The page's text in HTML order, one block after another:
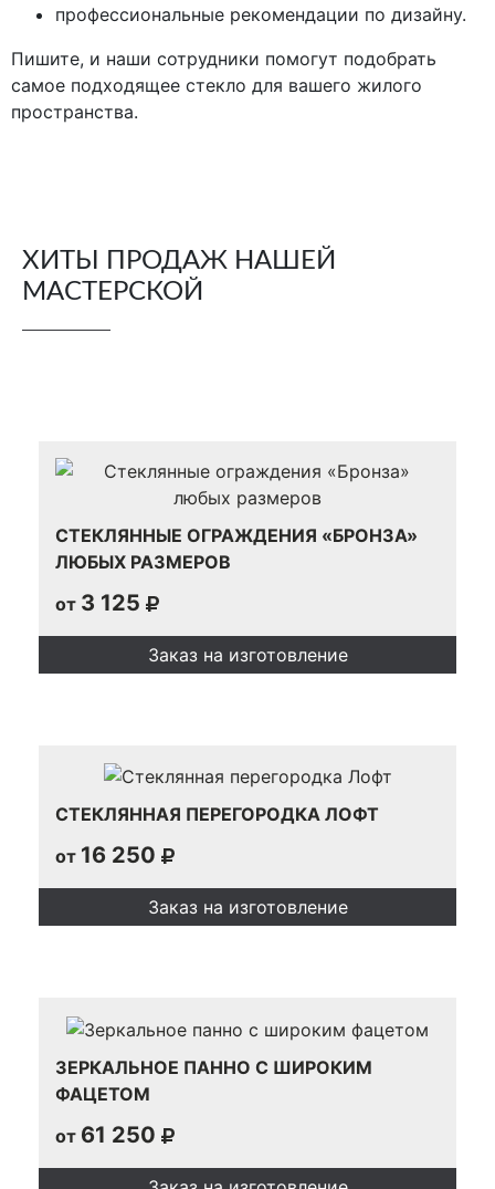
профессиональные рекомендации по дизайну.
Пишите, и наши сотрудники помогут подобрать
самое подходящее стекло для вашего жилого
пространства.
ХИТЫ ПРОДАЖ НАШЕЙ
МАСТЕРСКОЙ
СТЕКЛЯННЫЕ ОГРАЖДЕНИЯ «БРОНЗА»
ЛЮБЫХ РАЗМЕРОВ
от 3 125
Заказ на изготовление
СТЕКЛЯННАЯ ПЕРЕГОРОДКА ЛОФТ
от 16 250
Заказ на изготовление
ЗЕРКАЛЬНОЕ ПАННО С ШИРОКИМ
ФАЦЕТОМ
от 61 250